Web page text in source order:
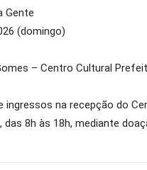
Gente
(domingo)
– Centro Cultural
ingressos na recepção do
8h às 18h, mediante